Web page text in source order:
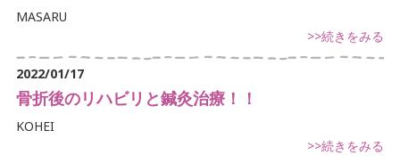
MASARU
>>続きをみる
2022/01/17
骨折後のリハビリと鍼灸治療！！
KOHEI
>>続きをみる